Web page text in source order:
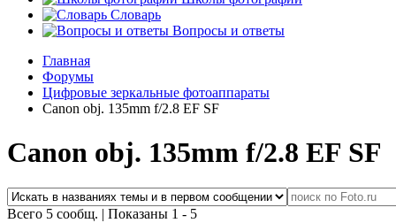
Словарь
Вопросы и ответы
Главная
Форумы
Цифровые зеркальные фотоаппараты
Canon obj. 135mm f/2.8 EF SF
Canon obj. 135mm f/2.8 EF SF
Всего 5 сообщ. | Показаны 1 - 5